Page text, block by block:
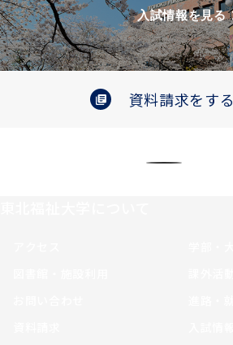
入試情報を見る
資料請求をする